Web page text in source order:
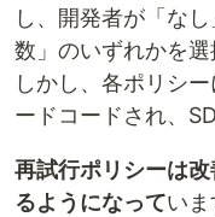
し、開発者が「な
数」のいずれかを選
しかし、各ポリシ
ードコードされ、
再試行ポリシーは
るようになっていま